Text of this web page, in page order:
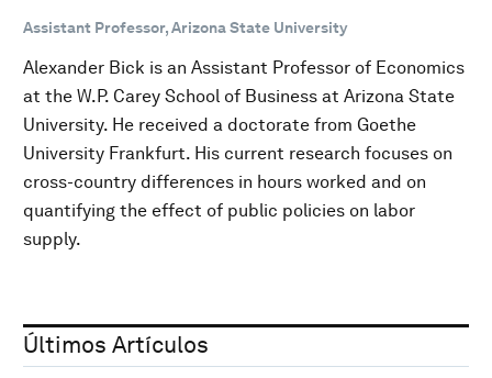
Assistant Professor, Arizona State University
Alexander Bick is an Assistant Professor of Economics
at the W.P. Carey School of Business at Arizona State
University. He received a doctorate from Goethe
University Frankfurt. His current research focuses on
cross-country differences in hours worked and on
quantifying the effect of public policies on labor
supply.
Últimos Artículos